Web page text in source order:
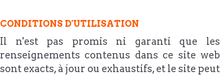
CONDITIONS D'UTILISATION
Il n'est pas promis ni garanti que les
renseignements contenus dans ce site web
sont exacts, à jour ou exhaustifs, et le site peut